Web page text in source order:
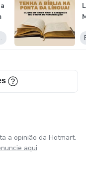
Digital
a opinião da Hotmart.
aqui